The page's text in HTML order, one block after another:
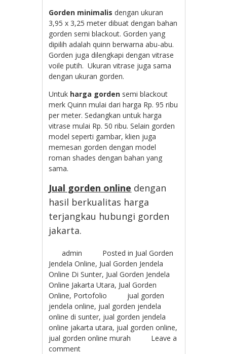
Gorden minimalis dengan ukuran
3,95 x 3,25 meter dibuat dengan bahan
gorden semi blackout. Gorden yang
dipilih adalah quinn berwarna abu-abu.
Gorden juga dilengkapi dengan vitrase
voile putih. Ukuran vitrase juga sama
dengan ukuran gorden.
Untuk harga gorden semi blackout
merk Quinn mulai dari harga Rp. 95 ribu
per meter. Sedangkan untuk harga
vitrase mulai Rp. 50 ribu. Selain gorden
model seperti gambar, klien juga
memesan gorden dengan model
roman shades dengan bahan yang
sama.
Jual gorden online dengan
hasil berkualitas harga
terjangkau hubungi gorden
jakarta.
admin Posted in Jual Gorden
Jendela Online, Jual Gorden Jendela
Online Di Sunter, Jual Gorden Jendela
Online Jakarta Utara, Jual Gorden
Online, Portofolio
jual gorden
jendela online, jual gorden jendela
online di sunter, jual gorden jendela
online jakarta utara, jual gorden online,
jual gorden online murah
Leave a
comment